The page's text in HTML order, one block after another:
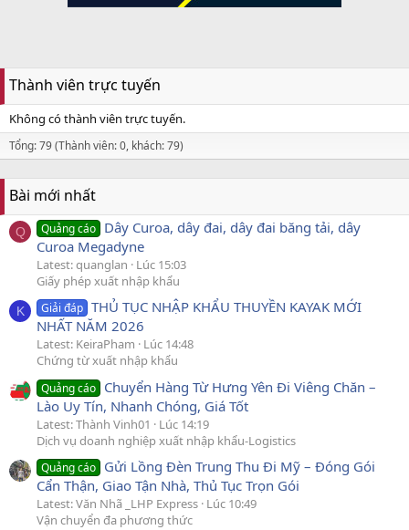
Thành viên trực tuyến
Không có thành viên trực tuyến.
Tổng: 79 (Thành viên: 0, khách: 79)
Bài mới nhất
Q Quảng cáo Dây Curoa, dây đai, dây đai băng tải, dây
Curoa Megadyne
Latest: quanglan
Lúc 15:03
Giấy phép xuất nhập khẩu
K Giải đáp THỦ TỤC NHẬP KHẨU THUYỀN KAYAK MỚI
NHẤT NĂM 2026
Latest: KeiraPham
Lúc 14:48
Chứng từ xuất nhập khẩu
Quảng cáo Chuyển Hàng Từ Hưng Yên Đi Viêng Chăn –
Lào Uy Tín, Nhanh Chóng, Giá Tốt
Latest: Thành Vinh01
Lúc 14:19
Dịch vụ doanh nghiệp xuất nhập khẩu-Logistics
Quảng cáo Gửi Lồng Đèn Trung Thu Đi Mỹ – Đóng Gói
Cẩn Thận, Giao Tận Nhà, Thủ Tục Trọn Gói
Latest: Văn Nhã _LHP Express Lúc 10:49
Vận chuyển đa phương thức